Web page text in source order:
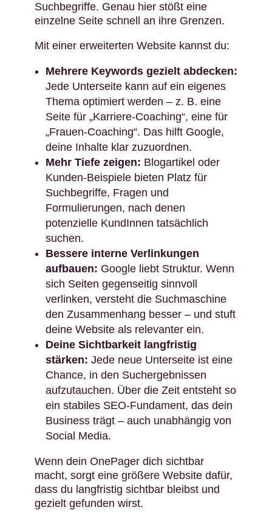
Suchbegriffe. Genau hier stößt eine
einzelne Seite schnell an ihre Grenzen.
Mit einer erweiterten Website kannst du:
Mehrere Keywords gezielt abdecken:
Jede Unterseite kann auf ein eigenes
Thema optimiert werden – z. B. eine
Seite für „Karriere-Coaching“, eine für
„Frauen-Coaching“. Das hilft Google,
deine Inhalte klar zuzuordnen.
Mehr Tiefe zeigen: Blogartikel oder
Kunden-Beispiele bieten Platz für
Suchbegriffe, Fragen und
Formulierungen, nach denen
potenzielle KundInnen tatsächlich
suchen.
Bessere interne Verlinkungen
aufbauen: Google liebt Struktur. Wenn
sich Seiten gegenseitig sinnvoll
verlinken, versteht die Suchmaschine
den Zusammenhang besser – und stuft
deine Website als relevanter ein.
Deine Sichtbarkeit langfristig
stärken: Jede neue Unterseite ist eine
Chance, in den Suchergebnissen
aufzutauchen. Über die Zeit entsteht so
ein stabiles SEO-Fundament, das dein
Business trägt – auch unabhängig von
Social Media.
Wenn dein OnePager dich sichtbar
macht, sorgt eine größere Website dafür,
dass du langfristig sichtbar bleibst und
gezielt gefunden wirst.